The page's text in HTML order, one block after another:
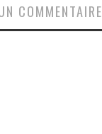
COMMENTAIRE